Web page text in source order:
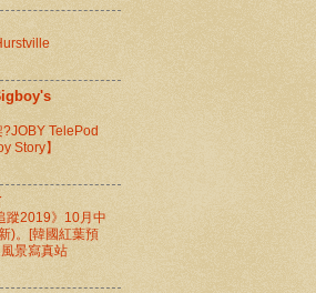
TelePod
Story】
蹤2019》10月中
)。[韓國紅葉預
景寫真站